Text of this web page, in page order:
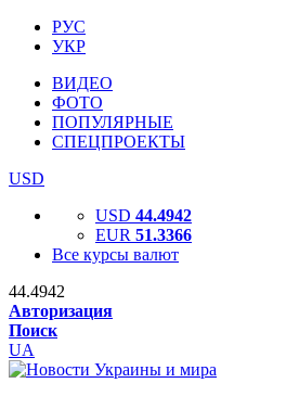
РУС
УКР
ВИДЕО
ФОТО
ПОПУЛЯРНЫЕ
СПЕЦПРОЕКТЫ
USD
USD 44.4942
EUR 51.3366
Все курсы валют
44.4942
Авторизация
Поиск
UA